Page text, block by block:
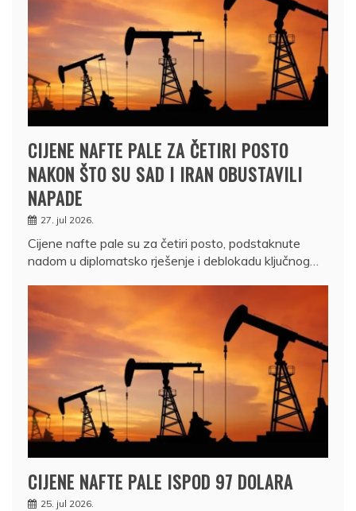
CIJENE NAFTE PALE ZA ČETIRI POSTO
NAKON ŠTO SU SAD I IRAN OBUSTAVILI
NAPADE
27. jul 2026.
Cijene nafte pale su za četiri posto, podstaknute
nadom u diplomatsko rješenje i deblokadu ključnog…
CIJENE NAFTE PALE ISPOD 97 DOLARA
25. jul 2026.